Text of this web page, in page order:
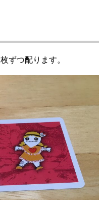
ずつ配ります。